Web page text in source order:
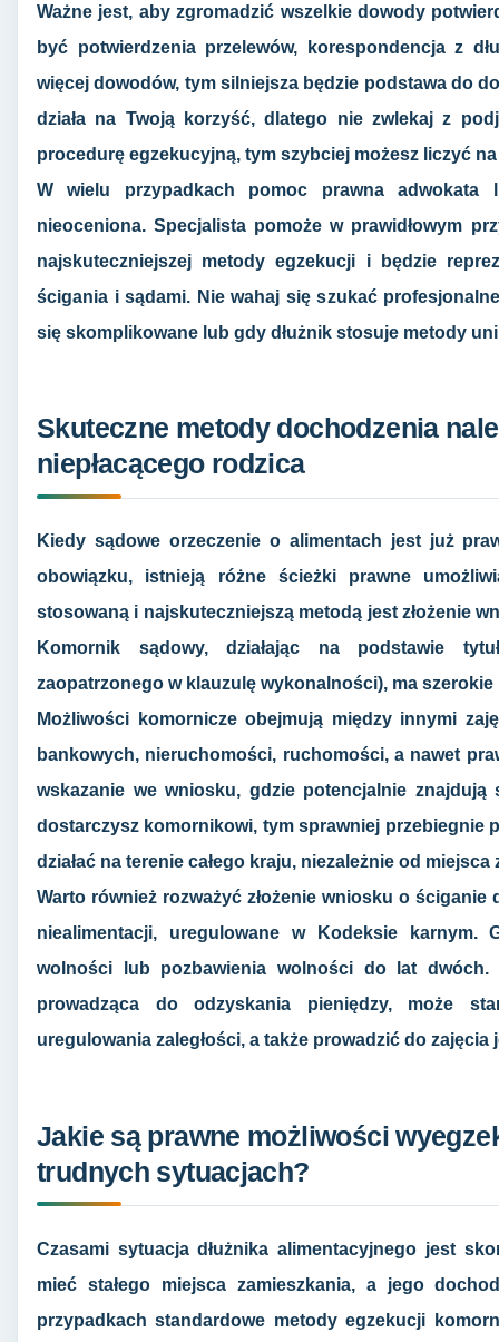
Ważne jest, aby zgromadzić wszelkie dowody
być potwierdzenia przelewów, korespondencja z
więcej dowodów, tym silniejsza będzie podstawa do
działa na Twoją korzyść, dlatego nie zwlekaj z
procedurę egzekucyjną, tym szybciej możesz liczyć
W wielu przypadkach pomoc prawna
nieoceniona. Specjalista pomoże w prawidłowym
najskuteczniejszej metody egzekucji i będzie
ścigania i sądami. Nie wahaj się szukać
się skomplikowane lub gdy dłużnik stosuje metody
Skuteczne metody dochodzenia
niepłacącego rodzica
Kiedy sądowe orzeczenie o alimentach jest już
obowiązku, istnieją różne ścieżki prawne
stosowaną i najskuteczniejszą metodą jest złożenie
Komornik sądowy, działając na podstawie
zaopatrzonego w klauzulę wykonalności), ma
Możliwości komornicze obejmują między innymi
bankowych, nieruchomości, ruchomości, a nawet
wskazanie we wniosku, gdzie potencjalnie znajdują
dostarczysz komornikowi, tym sprawniej przebiegnie
działać na terenie całego kraju, niezależnie od
Warto również rozważyć złożenie wniosku o ściganie
niealimentacji, uregulowane w Kodeksie karnym.
wolności lub pozbawienia wolności do lat
prowadząca do odzyskania pieniędzy, może
uregulowania zaległości, a także prowadzić do
Jakie są prawne możliwości
trudnych sytuacjach?
Czasami sytuacja dłużnika alimentacyjnego jest
mieć stałego miejsca zamieszkania, a jego
przypadkach standardowe metody egzekucji